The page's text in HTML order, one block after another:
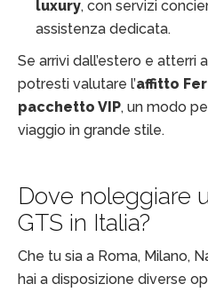
luxury, con servizi
assistenza dedicata.
Se arrivi dall’estero e atterri
potresti valutare l’affitto
pacchetto VIP, un modo
viaggio in grande stile.
Dove noleggiare
GTS in Italia?
Che tu sia a Roma, Milano,
hai a disposizione diverse